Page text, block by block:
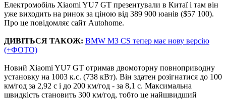
Електромобіль Xiaomi YU7 GT презентували в Китаї і там він
уже виходить на ринок за ціною від 389 900 юанів ($57 100).
Про це повідомляє сайт Autohome.
ДИВІТЬСЯ ТАКОЖ: BMW M3 CS тепер має нову версію
(+ФОТО)
Новий Xiaomi YU7 GT отримав двомоторну повноприводну
установку на 1003 к.с. (738 кВт). Він здатен розігнатися до 100
км/год за 2,92 с і до 200 км/год - за 8,1 с. Максимальна
швидкість становить 300 км/год, тобто це найшвидший